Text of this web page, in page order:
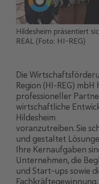
Hildesheim präsentiert
REAL (Foto: HI-REG)
Die
Region (HI-REG) mbH
professioneller
wirtschaftliche
Hildesheim
voranzutreiben. Sie
und gestaltet
Ihre Kernaufgaben
Unternehmen, die
und Start-ups sowie